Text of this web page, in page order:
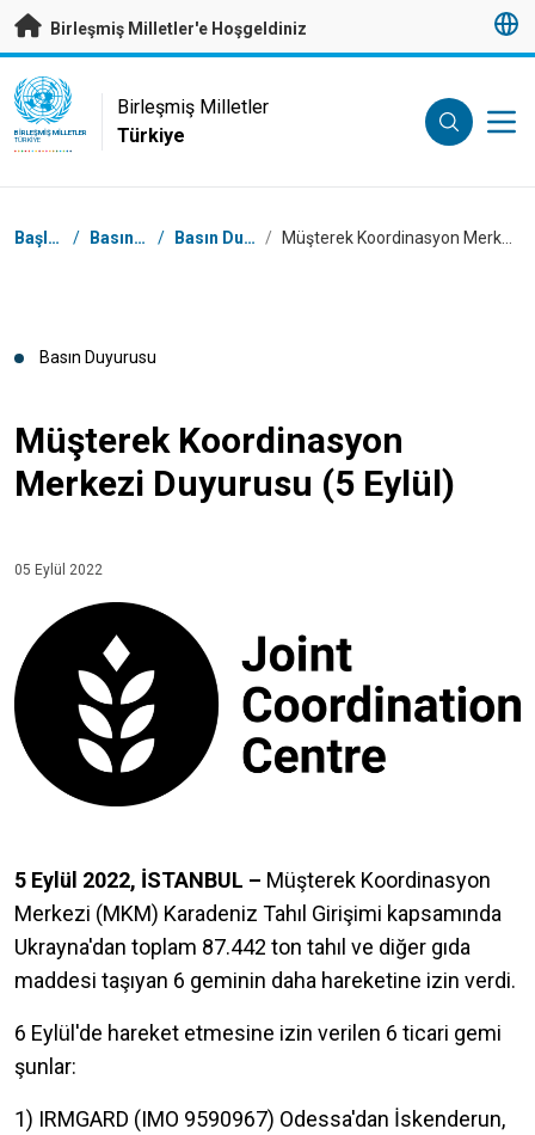
Esas içeriğe atla
Birleşmiş Milletler'e Hoşgeldiniz
UN Logo
BIRLEŞMIŞ MILLETLER
TÜRKIYE
Birleşmiş Milletler
Türkiye
Breadcrumb
Başlangıç / Basın Odası / Basın Duyuruları /
Basın Duyurusu
Müşterek Koordinasyon
Merkezi Duyurusu (5 Eylül)
05 Eylül 2022
5 Eylül 2022, İSTANBUL – Müşterek Koordinasyon
Merkezi (MKM) Karadeniz Tahıl Girişimi kapsamında
Ukrayna'dan toplam 87.442 ton tahıl ve diğer gıda
maddesi taşıyan 6 geminin daha hareketine izin verdi.
6 Eylül'de hareket etmesine izin verilen 6 ticari gemi
şunlar:
1) IRMGARD (IMO 9590967) Odessa'dan İskenderun,